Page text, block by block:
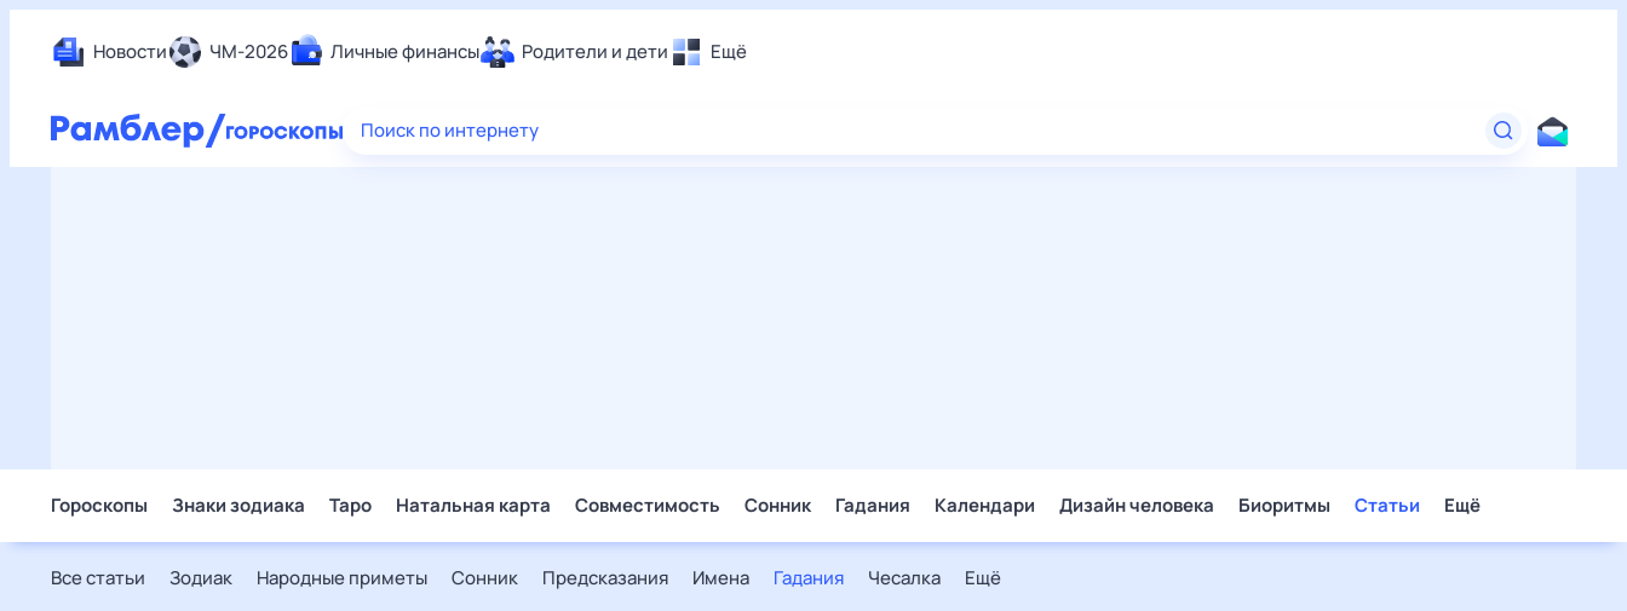
Новости ЧМ-2026 Личные финансы Родители и дети Ещё
Еда
Поиск по интернету
Гороскопы Знаки зодиака Таро Натальная карта Совместимость Сонник Гадания Календари Дизайн человека Биоритмы Статьи Ещё
Все статьи Зодиак Народные приметы Сонник Предсказания Имена Гадания Чесалка Ещё